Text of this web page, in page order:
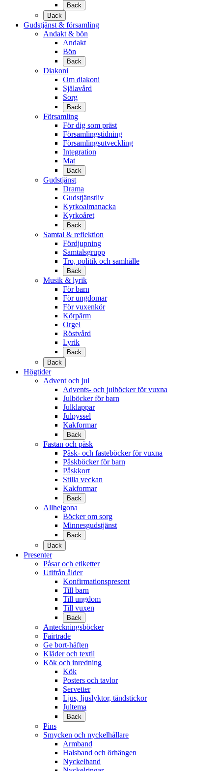
Back
Back
Gudstjänst & församling
Andakt & bön
Andakt
Bön
Back
Diakoni
Om diakoni
Själavård
Sorg
Back
Församling
För dig som präst
Församlingstidning
Församlingsutveckling
Integration
Mat
Back
Gudstjänst
Drama
Gudstjänstliv
Kyrkoalmanacka
Kyrkoåret
Back
Samtal & reflektion
Fördjupning
Samtalsgrupp
Tro, politik och samhälle
Back
Musik & lyrik
För barn
För ungdomar
För vuxenkör
Körpärm
Orgel
Röstvård
Lyrik
Back
Back
Högtider
Advent och jul
Advents- och julböcker för vuxna
Julböcker för barn
Julklappar
Julpyssel
Kakformar
Back
Fastan och påsk
Påsk- och fasteböcker för vuxna
Påskböcker för barn
Påskkort
Stilla veckan
Kakformar
Back
Allhelgona
Böcker om sorg
Minnesgudstjänst
Back
Back
Presenter
Påsar och etiketter
Utifrån ålder
Konfirmationspresent
Till barn
Till ungdom
Till vuxen
Back
Anteckningsböcker
Fairtrade
Ge bort-häften
Kläder och textil
Kök och inredning
Kök
Posters och tavlor
Servetter
Ljus, ljuslyktor, tändstickor
Jultema
Back
Pins
Smycken och nyckelhållare
Armband
Halsband och örhängen
Nyckelband